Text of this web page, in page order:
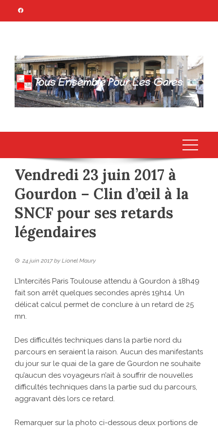
TOUS ENSEMBLE
POUR LES GARES
Association Citoyenne
Vendredi 23 juin 2017 à
Gourdon – Clin d’œil à la
SNCF pour ses retards
légendaires
24 juin 2017by Lionel Maury
L’Intercités Paris Toulouse attendu à Gourdon à 18h49
fait son arrêt quelques secondes après 19h14. Un
délicat calcul permet de conclure à un retard de 25
mn.
Des difficultés techniques dans la partie nord du
parcours en seraient la raison. Aucun des manifestants
du jour sur le quai de la gare de Gourdon ne souhaite
qu’aucun des voyageurs n’ait à souffrir de nouvelles
difficultés techniques dans la partie sud du parcours,
aggravant dès lors ce retard.
Remarquer sur la photo ci-dessous deux portions de